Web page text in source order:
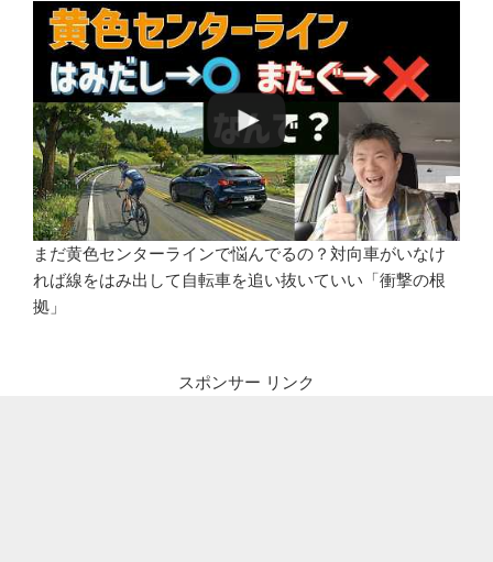
まだ黄色センターラインで悩んでるの？対向車がいなけ
れば線をはみ出して自転車を追い抜いていい「衝撃の根
拠」
スポンサー リンク